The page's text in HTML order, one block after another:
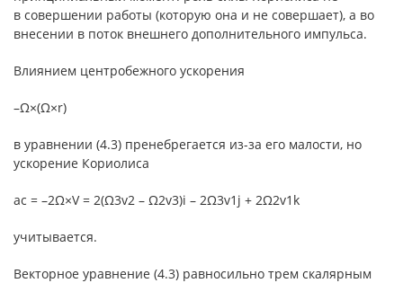
в совершении работы (которую она и не совершает), а во
внесении в поток внешнего дополнительного импульса.
Влиянием центробежного ускорения
–Ω×(Ω×r)
в уравнении (4.3) пренебрегается из-за его малости, но
ускорение Кориолиса
ac = –2Ω×V = 2(Ω3v2 – Ω2v3)i – 2Ω3v1j + 2Ω2v1k
учитывается.
Векторное уравнение (4.3) равносильно трем скалярным